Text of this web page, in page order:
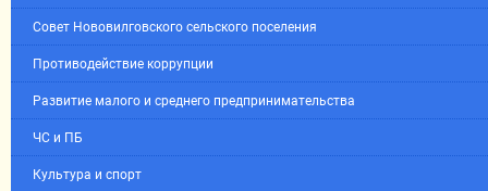
Совет Нововилговского сельского поселения
Противодействие коррупции
Развитие малого и среднего предпринимательства
ЧС и ПБ
Культура и спорт